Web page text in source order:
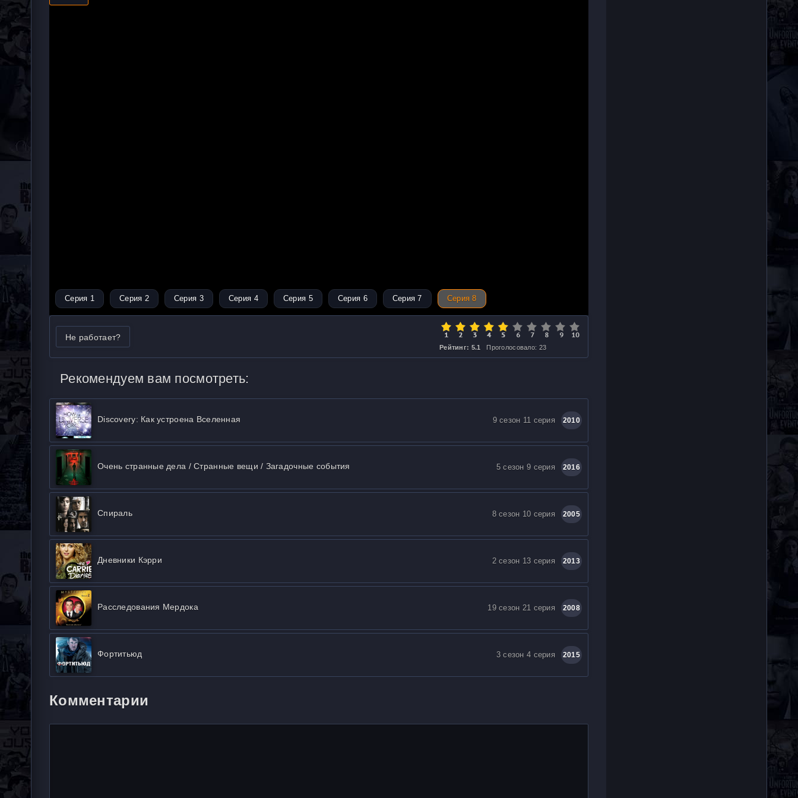
Серия 1 Серия 2 Серия 3 Серия 4 Серия 5 Серия 6 Серия 7 Серия 8
Не работает?
Рейтинг: 5.1 Проголосовало: 23
Рекомендуем вам посмотреть:
Discovery: Как устроена Вселенная 9 сезон 11 серия 2010
Очень странные дела / Странные вещи / Загадочные события 5 сезон 9 серия 2016
Спираль 8 сезон 10 серия 2005
Дневники Кэрри 2 сезон 13 серия 2013
Расследования Мердока 19 сезон 21 серия 2008
Фортитьюд 3 сезон 4 серия 2015
Комментарии